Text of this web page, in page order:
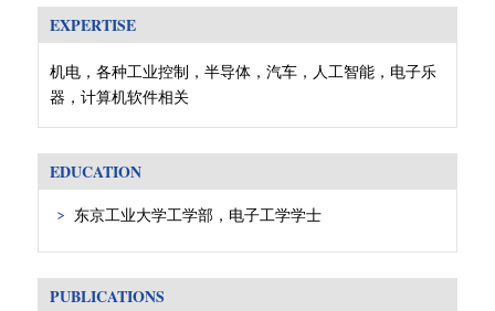
EXPERTISE
机电，各种工业控制，半导体，汽车，人工智能，电子乐
器，计算机软件相关
EDUCATION
东京工业大学工学部，电子工学学士
PUBLICATIONS